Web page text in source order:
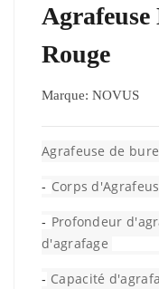
Agrafeuse
Rouge
Marque: NOVUS
Agrafeuse de
- Corps
- Profondeur
d'agrafage
- Capacité